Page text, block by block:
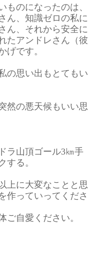
ものになったのは、
ん、 知識ゼロの私に
ん、 それから安全に
たアンドレさん（彼
げです。
の思い出もとてもい
然の悪天候もいい思
ラ山頂ゴール3㎞手
する。
上に大変なことと思
作っていってくださ
ご自愛ください。